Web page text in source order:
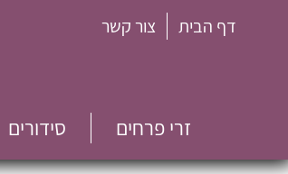
דף הבית צור קשר
זרי פרחים סידורים